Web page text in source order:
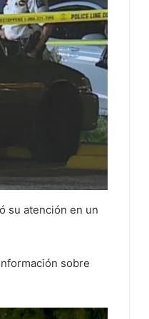
su atención en un
sobre